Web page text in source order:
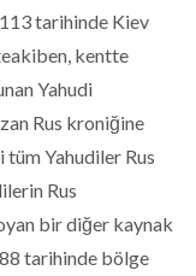
tarihinde Kiev
kentte
Yahudi
Rus kroniğine
Yahudiler Rus
Rus
bir diğer kaynak
tarihinde bölge